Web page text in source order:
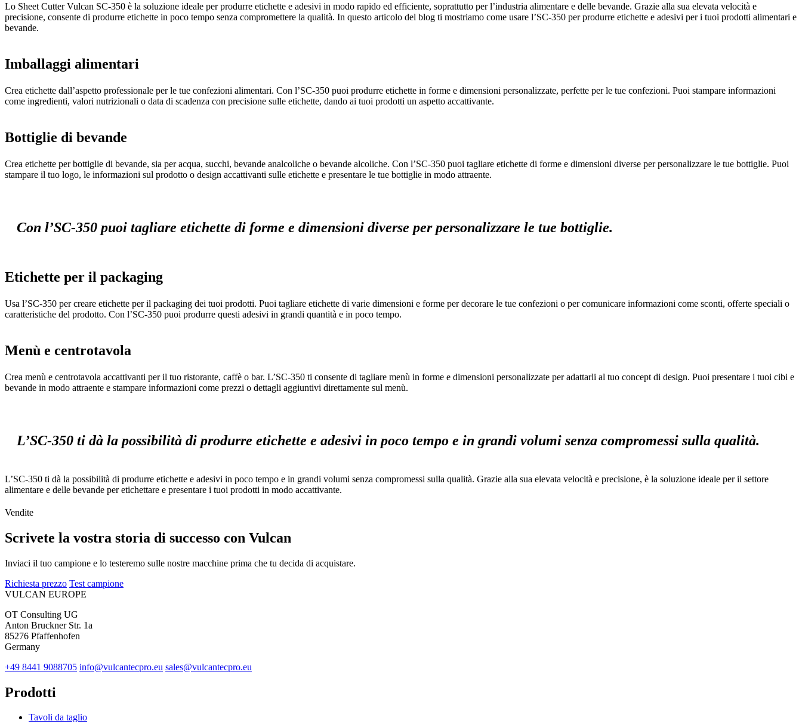
Lo Sheet Cutter Vulcan SC-350 è la soluzione ideale per produrre etichette e adesivi in modo rapido ed efficiente, soprattutto per l’industria alimentare e delle bevande. Grazie alla sua elevata velocità e
precisione, consente di produrre etichette in poco tempo senza compromettere la qualità. In questo articolo del blog ti mostriamo come usare l’SC-350 per produrre etichette e adesivi per i tuoi prodotti alimentari e
bevande.
Imballaggi alimentari
Crea etichette dall’aspetto professionale per le tue confezioni alimentari. Con l’SC-350 puoi produrre etichette in forme e dimensioni personalizzate, perfette per le tue confezioni. Puoi stampare informazioni
come ingredienti, valori nutrizionali o data di scadenza con precisione sulle etichette, dando ai tuoi prodotti un aspetto accattivante.
Bottiglie di bevande
Crea etichette per bottiglie di bevande, sia per acqua, succhi, bevande analcoliche o bevande alcoliche. Con l’SC-350 puoi tagliare etichette di forme e dimensioni diverse per personalizzare le tue bottiglie. Puoi
stampare il tuo logo, le informazioni sul prodotto o design accattivanti sulle etichette e presentare le tue bottiglie in modo attraente.
Con l’SC-350 puoi tagliare etichette di forme e dimensioni diverse per personalizzare le tue bottiglie.
Etichette per il packaging
Usa l’SC-350 per creare etichette per il packaging dei tuoi prodotti. Puoi tagliare etichette di varie dimensioni e forme per decorare le tue confezioni o per comunicare informazioni come sconti, offerte speciali o
caratteristiche del prodotto. Con l’SC-350 puoi produrre questi adesivi in grandi quantità e in poco tempo.
Menù e centrotavola
Crea menù e centrotavola accattivanti per il tuo ristorante, caffè o bar. L’SC-350 ti consente di tagliare menù in forme e dimensioni personalizzate per adattarli al tuo concept di design. Puoi presentare i tuoi cibi e
bevande in modo attraente e stampare informazioni come prezzi o dettagli aggiuntivi direttamente sul menù.
L’SC-350 ti dà la possibilità di produrre etichette e adesivi in poco tempo e in grandi volumi senza compromessi sulla qualità.
L’SC-350 ti dà la possibilità di produrre etichette e adesivi in poco tempo e in grandi volumi senza compromessi sulla qualità. Grazie alla sua elevata velocità e precisione, è la soluzione ideale per il settore
alimentare e delle bevande per etichettare e presentare i tuoi prodotti in modo accattivante.
Vendite
Scrivete la vostra storia di successo con Vulcan
Inviaci il tuo campione e lo testeremo sulle nostre macchine prima che tu decida di acquistare.
Richiesta prezzo Test campione
VULCAN EUROPE
OT Consulting UG
Anton Bruckner Str. 1a
85276 Pfaffenhofen
Germany
+49 8441 9088705 info@vulcantecpro.eu sales@vulcantecpro.eu
Prodotti
Tavoli da taglio